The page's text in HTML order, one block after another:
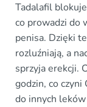
Tadalafil
co prowadzi do
penisa. Dzięki
rozluźniają, a
sprzyja erekcji.
godzin, co
do innych